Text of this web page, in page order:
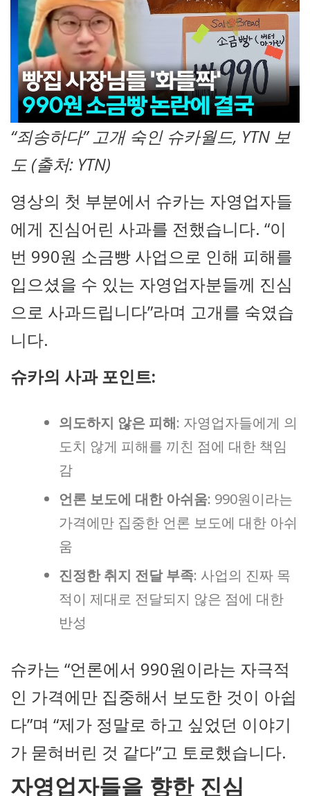
“죄송하다” 고개 숙인 슈카월드, YTN 보
도 (출처: YTN)
영상의 첫 부분에서 슈카는 자영업자들
에게 진심어린 사과를 전했습니다. “이
번 990원 소금빵 사업으로 인해 피해를
입으셨을 수 있는 자영업자분들께 진심
으로 사과드립니다”라며 고개를 숙였습
니다.
슈카의 사과 포인트:
의도하지 않은 피해: 자영업자들에게 의
도치 않게 피해를 끼친 점에 대한 책임
감
언론 보도에 대한 아쉬움: 990원이라는
가격에만 집중한 언론 보도에 대한 아쉬
움
진정한 취지 전달 부족: 사업의 진짜 목
적이 제대로 전달되지 않은 점에 대한
반성
슈카는 “언론에서 990원이라는 자극적
인 가격에만 집중해서 보도한 것이 아쉽
다”며 “제가 정말로 하고 싶었던 이야기
가 묻혀버린 것 같다”고 토로했습니다.
자영업자들을 향한 진심